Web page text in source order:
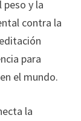
peso y la
contra la
para
el mundo.
la